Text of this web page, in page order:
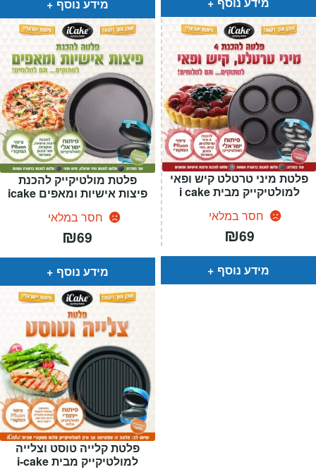
מידע נוסף
פלטת מולטיקייק להכנת
פיצות אישיות ומאפים icake
חסר במלאי
₪69
מידע נוסף
פלטת מיני טרטלט קיש ופאי
למולטיקייק מבית i cake
חסר במלאי
₪69
מידע נוסף
פלטת קלייה טוסט וצלייה
למולטיקייק מבית i-cake